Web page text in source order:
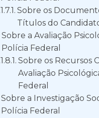
Sobre os
Títulos do
Sobre a Avaliação
Polícia Federal
Sobre os Recursos
Avaliação
Federal
Sobre a Investigação
Polícia Federal